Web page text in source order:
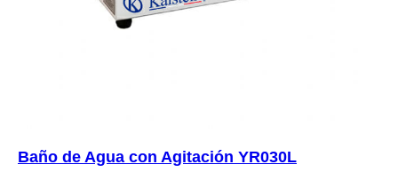
Baño de Agua con Agitación YR030L